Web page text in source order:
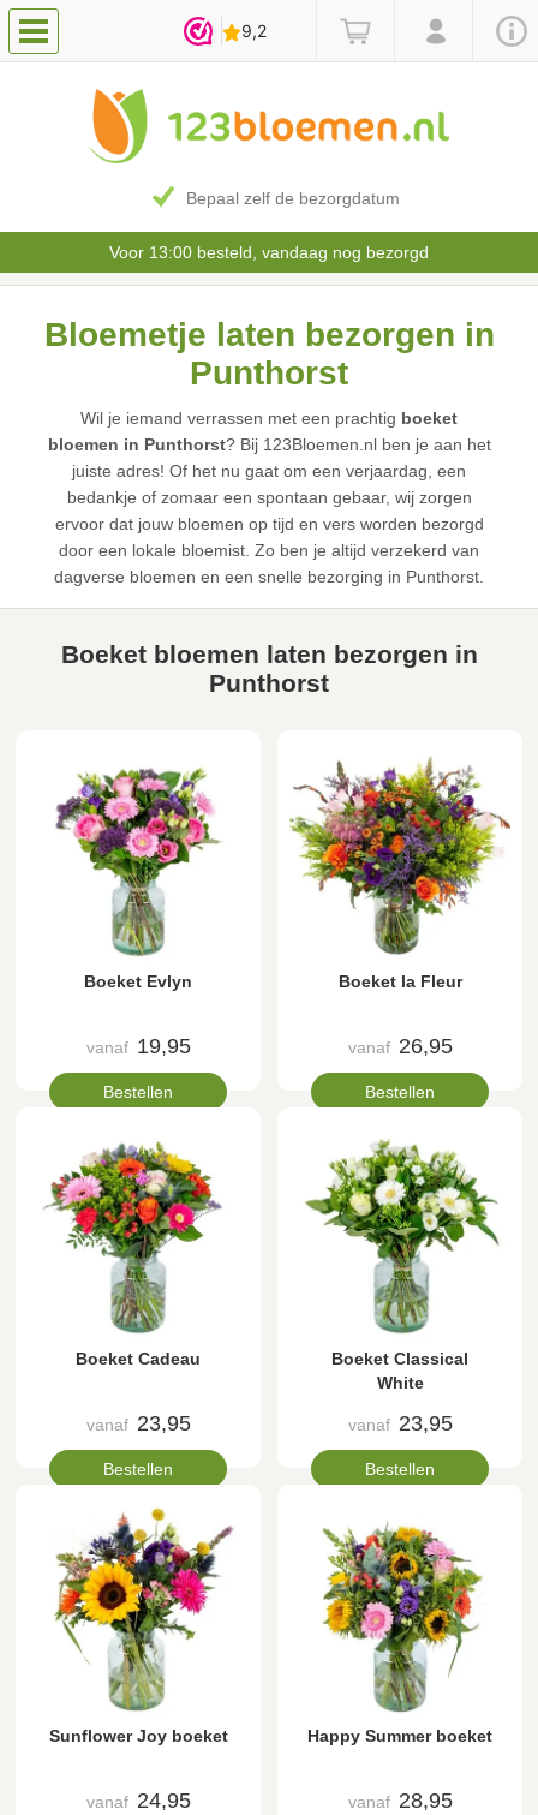
Bepaal zelf de bezorgdatum
Voor 13:00 besteld, vandaag nog bezorgd
Bloemetje laten bezorgen in
Punthorst
Wil je iemand verrassen met een prachtig boeket
bloemen in Punthorst? Bij 123Bloemen.nl ben je aan het
juiste adres! Of het nu gaat om een verjaardag, een
bedankje of zomaar een spontaan gebaar, wij zorgen
ervoor dat jouw bloemen op tijd en vers worden bezorgd
door een lokale bloemist. Zo ben je altijd verzekerd van
dagverse bloemen en een snelle bezorging in Punthorst.
Boeket bloemen laten bezorgen in
Punthorst
Boeket Evlyn
vanaf 19,95
Bestellen
Boeket la Fleur
vanaf 26,95
Bestellen
Boeket Cadeau
vanaf 23,95
Bestellen
Boeket Classical
White
vanaf 23,95
Bestellen
Sunflower Joy boeket
vanaf 24,95
Happy Summer boeket
vanaf 28,95